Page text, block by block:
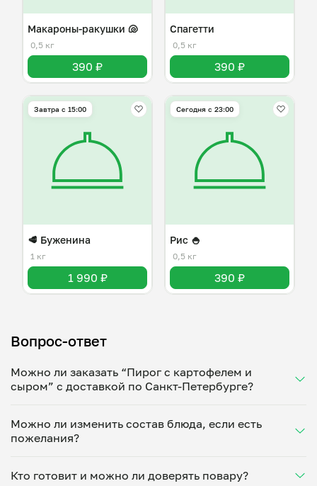
Макароны-ракушки 🐚
0,5 кг
390 ₽
Спагетти
0,5 кг
390 ₽
Завтра c 15:00
🥩 Буженина
1 кг
1 990 ₽
Сегодня с 23:00
Рис 🍚
0,5 кг
390 ₽
Вопрос-ответ
Можно ли заказать “Пирог с картофелем и
сыром” с доставкой по Санкт-Петербурге?
Укажите удобное время — и получите свежее
домашнее блюдо в большой порции прямо с плиты.
минут. Статус заказа отслеживайте в личном
кабинете, а с поваром можно связаться напрямую в
Можно ли изменить состав блюда, если есть
пожелания?
ваши предпочтения: уберет специи, снизит
Кто готовит и можно ли доверять повару?